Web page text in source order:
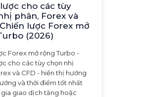
cho các tùy
phân, Forex và
lược Forex mở
(2026)
Forex mở rộng Turbo -
cho các tùy chọn nhị
và CFD - hiển thị hướng
và thời điểm tốt nhất
giao dịch tăng hoặc